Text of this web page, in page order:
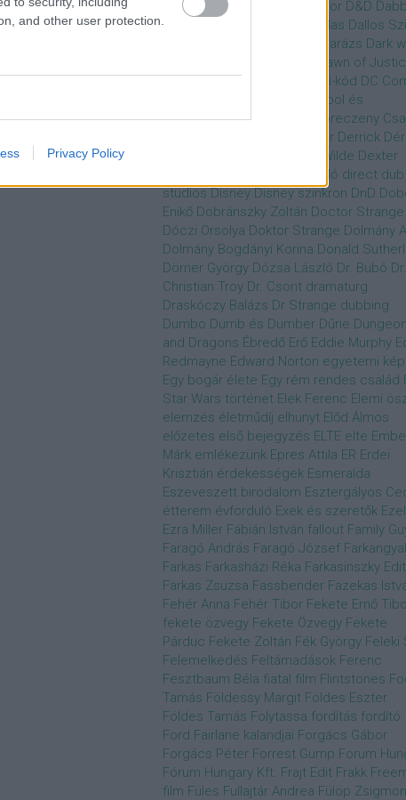
and other user protection.
Privacy Policy
Czigány Judit
Czvetkó Sándor D&D
Greer
Dallas Dallos
Darázs Dark
Dawn of
Days of Future Past
Da Vinci-kód DC
Deadpool és
Rozsomák Dead To Me
Debreczeny
Denevérember Derrick Dér
Devora Wilde Dexter
díjátadó direct dub
studios Disney Disney szinkron DnD
Enikő Dobránszky Zoltán Doctor Strange
Dóczi Orsolya Doktor Strange Dolmány
Dolmány Bogdányi Korina Donald
Dörner György Dózsa László Dr. Bubó Dr.
Christian Troy Dr. Csont dramaturg
Draskóczy Balázs Dr Strange dubbing
Dumbo Dumb és Dumber Dűne
and Dragons Ébredő Erő Eddie Murphy
Redmayne Edward Norton egyetemi
Egy bogár élete Egy rém rendes család
Star Wars történet Elek Ferenc Elemi
elemzés életműdíj elhunyt Előd Álmos
előzetes első bejegyzés ELTE elte
Márk emlékezünk Epres Attila ER Erdei
Krisztián érdekességek Esmeralda
Eszeveszett birodalom Esztergályos
étterem évforduló Exek és szeretők Ezel
Ezra Miller Fábián István fallout Family
Faragó András Faragó József Farkangyal
Farkas Farkasházi Réka Farkasinszky Edit
Farkas Zsuzsa Fassbender Fazekas
Fehér Anna Fehér Tibor Fekete Ernő
fekete özvegy Fekete Özvegy Fekete
Párduc Fekete Zoltán Fék György Feleki
Felemelkedés Feltámadások Ferenc
Fesztbaum Béla fiatal film Flintstones
Tamás Földessy Margit Földes Eszter
Földes Tamás Folytassa fordítás fordító
Ford Fairlane kalandjai Forgács Gábor
Forgács Péter Forrest Gump Forum
Fórum Hungary Kft. Frajt Edit Frakk
film Füles Fullajtár Andrea Fülöp